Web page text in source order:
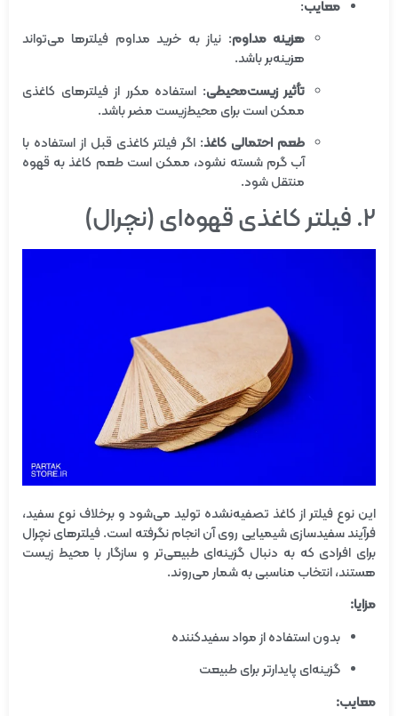
معایب:
هزینه مداوم: نیاز به خرید مداوم فیلترها می‌تواند
هزینه‌بر باشد.
تأثیر زیست‌محیطی: استفاده مکرر از فیلترهای کاغذی
ممکن است برای محیط‌زیست مضر باشد.
طعم احتمالی کاغذ: اگر فیلتر کاغذی قبل از استفاده با
آب گرم شسته نشود، ممکن است طعم کاغذ به قهوه
منتقل شود.
۲. فیلتر کاغذی قهوه‌ای (نچرال)
این نوع فیلتر از کاغذ تصفیه‌نشده تولید می‌شود و برخلاف نوع سفید،
فرآیند سفیدسازی شیمیایی روی آن انجام نگرفته است. فیلترهای نچرال
برای افرادی که به دنبال گزینه‌ای طبیعی‌تر و سازگار با محیط زیست
هستند، انتخاب مناسبی به شمار می‌روند.
مزایا:
بدون استفاده از مواد سفیدکننده
گزینه‌ای پایدارتر برای طبیعت
معایب: